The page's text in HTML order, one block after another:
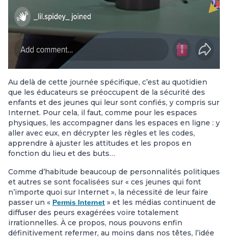
Au delà de cette journée spécifique, c’est au quotidien
que les éducateurs se préoccupent de la sécurité des
enfants et des jeunes qui leur sont confiés, y compris sur
Internet. Pour cela, il faut, comme pour les espaces
physiques, les accompagner dans les espaces en ligne : y
aller avec eux, en décrypter les règles et les codes,
apprendre à ajuster les attitudes et les propos en
fonction du lieu et des buts…
Comme d’habitude beaucoup de personnalités politiques
et autres se sont focalisées sur « ces jeunes qui font
n’importe quoi sur Internet », la nécessité de leur faire
passer un « Permis Internet » et les médias continuent de
diffuser des peurs exagérées voire totalement
irrationnelles. À ce propos, nous pouvons enfin
définitivement refermer, au moins dans nos têtes, l’idée